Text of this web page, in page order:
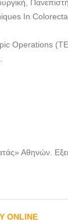
In
Operations
Αθηνών.
ONLINE